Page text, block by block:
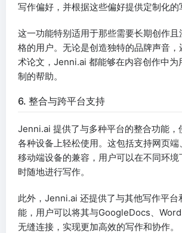
写作偏好，并根据这些偏好提供定制化的
这一功能特别适用于那些需要长期创作
格的用户。无论是创造独特的品牌声音
术论文，Jenni.ai 都能够在内容创作中为
制的帮助。
6. 整合与跨平台支持
Jenni.ai 提供了与多种平台的整合功能，
各种设备上轻松使用。这包括支持网页端
移动端设备的兼容，用户可以在不同环
时随地进行写作。
此外，Jenni.ai 还提供了与其他写作平台
能，用户可以将其与GoogleDocs、
无缝连接，实现更加高效的写作和协作。